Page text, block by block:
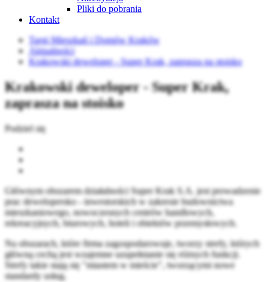
Pliki do pobrania
Kontakt
Targi Mieszkań i Domów Kraków
Aktualności
Krakowski deweloper - Super Krak, zaprasza na stoisko
Krakowski deweloper - Super Krak,
zaprasza na stoisko
Podziel się
Głównym obszarem działalności Super Krak S.A. jest prowadzenie
prac dewelopersko - inwestorskich w zakresie budownictwa
mieszkaniowego, nowoczesnych centrów handlowych,
rekreacyjnych, biurowych, hoteli i obiektów przemysłowych.
Na obszarach, które firma zagospodarowuje, tworzy strefy, których
główną cechą jest wzajemne uzupełnianie się różnych funkcji.
Strefy takie stają się "miastem w mieście", tworzącymi nowe
standardy usług.